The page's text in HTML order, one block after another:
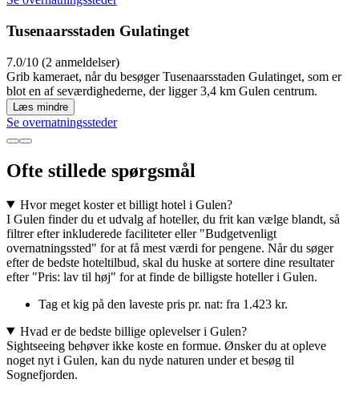
Tusenaarsstaden Gulatinget
7.0/10 (2 anmeldelser)
Grib kameraet, når du besøger Tusenaarsstaden Gulatinget, som er
blot en af seværdighederne, der ligger 3,4 km Gulen centrum.
Læs mindre
Se overnatningssteder
Ofte stillede spørgsmål
Hvor meget koster et billigt hotel i Gulen?
I Gulen finder du et udvalg af hoteller, du frit kan vælge blandt, så
filtrer efter inkluderede faciliteter eller "Budgetvenligt
overnatningssted" for at få mest værdi for pengene. Når du søger
efter de bedste hoteltilbud, skal du huske at sortere dine resultater
efter "Pris: lav til høj" for at finde de billigste hoteller i Gulen.
Tag et kig på den laveste pris pr. nat: fra 1.423 kr.
Hvad er de bedste billige oplevelser i Gulen?
Sightseeing behøver ikke koste en formue. Ønsker du at opleve
noget nyt i Gulen, kan du nyde naturen under et besøg til
Sognefjorden.